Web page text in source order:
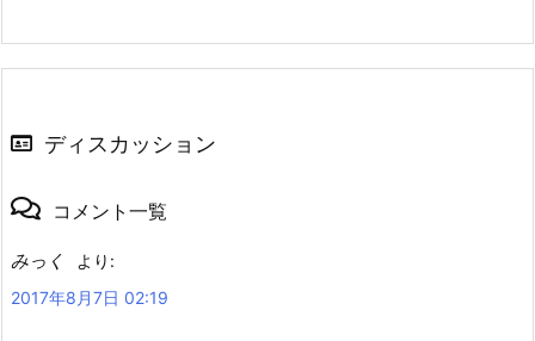
ディスカッション
コメント一覧
みっく
より:
2017年8月7日 02:19